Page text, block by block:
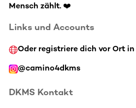
Mensch zählt. ❤️
Links und Accounts
Oder registriere dich vor Ort
@camino4dkms
DKMS Kontakt